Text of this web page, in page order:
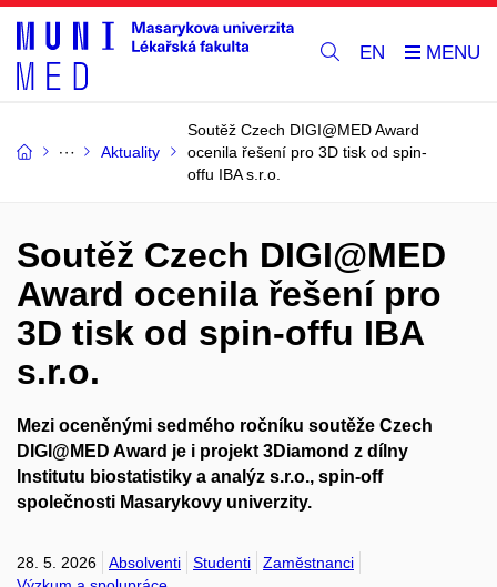
EN
Aktuality
Soutěž Czech DIGI@MED Award
ocenila řešení pro 3D tisk od spin-
offu IBA s.r.o.
Soutěž Czech DIGI@MED
Award ocenila řešení pro
3D tisk od spin-offu IBA
s.r.o.
Mezi oceněnými sedmého ročníku soutěže Czech
DIGI@MED Award je i projekt 3Diamond z dílny
Institutu biostatistiky a analýz s.r.o., spin-off
společnosti Masarykovy univerzity.
28. 5. 2026 Absolventi Studenti
Zaměstnanci